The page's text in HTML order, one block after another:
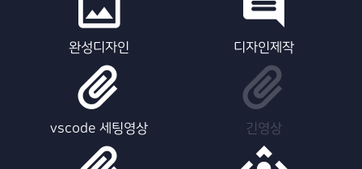
완성디자인 디자인제작
vscode 세팅영상 긴영상